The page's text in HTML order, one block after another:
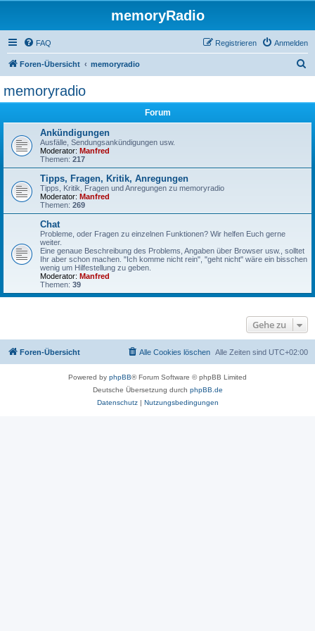
memoryRadio
FAQ Anmelden
Registrieren
Foren-Übersicht memoryradio
memoryradio
Forum
Ankündigungen
Ausfälle, Sendungsankündigungen usw.
Moderator: Manfred
Themen: 217
Tipps, Fragen, Kritik, Anregungen
Tipps, Kritik, Fragen und Anregungen zu memoryradio
Moderator: Manfred
Themen: 269
Chat
Probleme, oder Fragen zu einzelnen Funktionen? Wir helfen Euch gerne
weiter.
Eine genaue Beschreibung des Problems, Angaben über Browser usw., solltet
Ihr aber schon machen. "Ich komme nicht rein", "geht nicht" wäre ein bisschen
wenig um Hilfestellung zu geben.
Moderator: Manfred
Themen: 39
Gehe zu
Foren-Übersicht Alle Zeiten sind UTC+02:00
Alle Cookies löschen
Powered by phpBB® Forum Software © phpBB Limited
Deutsche Übersetzung durch phpBB.de
Datenschutz| Nutzungsbedingungen